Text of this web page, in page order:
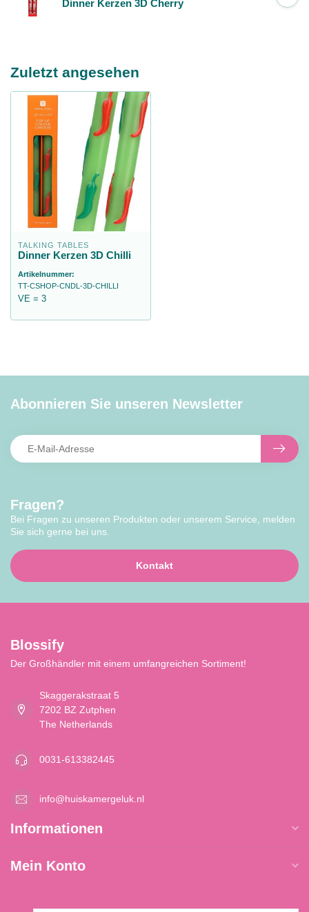
Dinner Kerzen 3D Cherry
Zuletzt angesehen
TALKING TABLES
Dinner Kerzen 3D Chilli
Artikelnummer:
TT-CSHOP-CNDL-3D-CHILLI
VE = 3
Fragen?
Bei Fragen zu unseren Produkten oder unserem Service, melden
Sie sich gerne bei uns.
Kontakt
Abonnieren Sie unseren Newsletter
Blossify
Der Großhändler mit einem umfangreichen Sortiment!
Skaggerakstraat 5
7202 BZ Zutphen
The Netherlands
0031-613382445
info@huiskamergeluk.nl
Informationen
Mein Konto